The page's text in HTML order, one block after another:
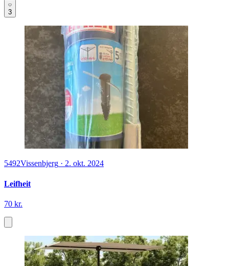
3
5492Vissenbjerg · 2. okt. 2024
Leifheit
70 kr.